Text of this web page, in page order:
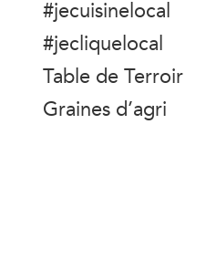
#jecuisinelocal
#jecliquelocal
Table de Terroir
Graines d’agri